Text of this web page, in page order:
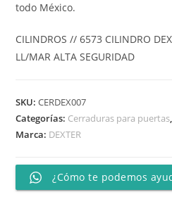
todo México.
CILINDROS // 6573 CILINDRO
LL/MAR ALTA SEGURIDAD
SKU:CERDEX007
Categorías: Cerraduras para puertas,
Marca: DEXTER
¿Cómo te podemos